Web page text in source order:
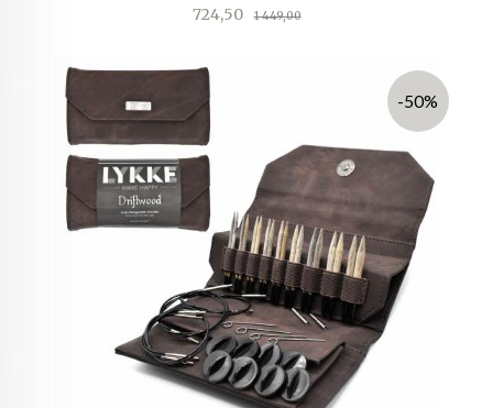
Tilbud
724,50 1 449,00Rabatt
-50%